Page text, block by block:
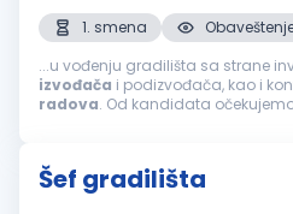
1. smena
...u vođenju gradilišta sa strane
izvođača i podizvođača, kao i
radova
Šef gradilišta